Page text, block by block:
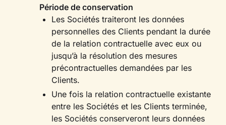
Période de conservation
Les Sociétés traiteront les données
personnelles des Clients pendant la durée
de la relation contractuelle avec eux ou
jusqu’à la résolution des mesures
précontractuelles demandées par les
Clients.
Une fois la relation contractuelle existante
entre les Sociétés et les Clients terminée,
les Sociétés conserveront leurs données